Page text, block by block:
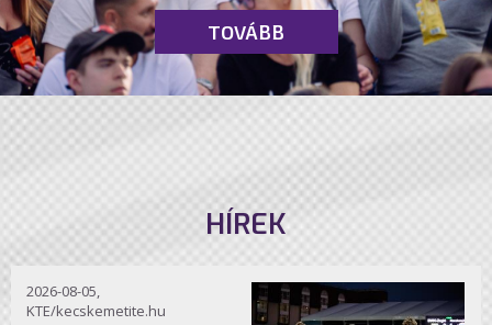
TOVÁBB
HÍREK
2026-08-05,
KTE/kecskemetite.hu